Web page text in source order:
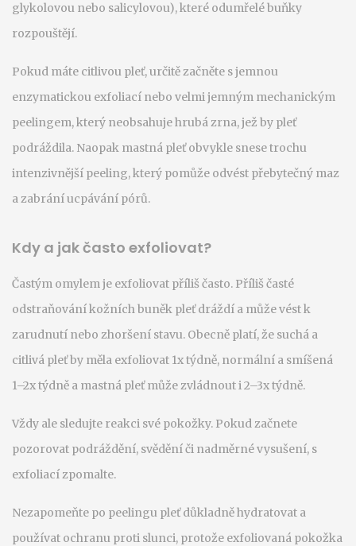
glykolovou nebo salicylovou), které odumřelé buňky
rozpouštějí.
Pokud máte citlivou pleť, určitě začněte s jemnou
enzymatickou exfoliací nebo velmi jemným mechanickým
peelingem, který neobsahuje hrubá zrna, jež by pleť
podráždila. Naopak mastná pleť obvykle snese trochu
intenzivnější peeling, který pomůže odvést přebytečný maz
a zabrání ucpávání pórů.
Kdy a jak často exfoliovat?
Častým omylem je exfoliovat příliš často. Příliš časté
odstraňování kožních buněk pleť dráždí a může vést k
zarudnutí nebo zhoršení stavu. Obecně platí, že suchá a
citlivá pleť by měla exfoliovat 1x týdně, normální a smíšená
1–2x týdně a mastná pleť může zvládnout i 2–3x týdně.
Vždy ale sledujte reakci své pokožky. Pokud začnete
pozorovat podráždění, svědění či nadměrné vysušení, s
exfoliací zpomalte.
Nezapomeňte po peelingu pleť důkladně hydratovat a
používat ochranu proti slunci, protože exfoliovaná pokožka